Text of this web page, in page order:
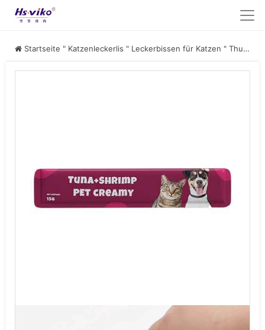
Startseite " Katzenleckerlis " Leckerbissen für Katzen " Thunfisch & Shrimp Katzenleckerlis